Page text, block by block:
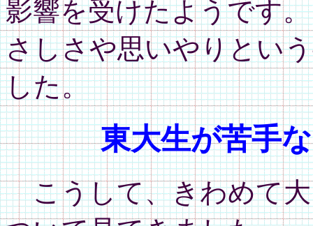
影響を受けたようです
さしさや思いやりとい
した。
東大生が苦手
こうして、きわめて大